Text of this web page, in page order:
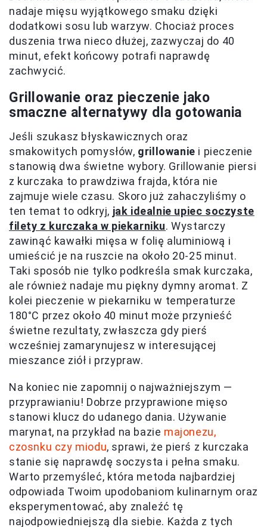
nadaje mięsu wyjątkowego smaku dzięki
dodatkowi sosu lub warzyw. Chociaż proces
duszenia trwa nieco dłużej, zazwyczaj do 40
minut, efekt końcowy potrafi naprawdę
zachwycić.
Grillowanie oraz pieczenie jako
smaczne alternatywy dla gotowania
Jeśli szukasz błyskawicznych oraz
smakowitych pomysłów, grillowanie i pieczenie
stanowią dwa świetne wybory. Grillowanie piersi
z kurczaka to prawdziwa frajda, która nie
zajmuje wiele czasu. Skoro już zahaczyliśmy o
ten temat to odkryj, jak idealnie upiec soczyste
filety z kurczaka w piekarniku. Wystarczy
zawinąć kawałki mięsa w folię aluminiową i
umieścić je na ruszcie na około 20-25 minut.
Taki sposób nie tylko podkreśla smak kurczaka,
ale również nadaje mu piękny dymny aromat. Z
kolei pieczenie w piekarniku w temperaturze
180°C przez około 40 minut może przynieść
świetne rezultaty, zwłaszcza gdy pierś
wcześniej zamarynujesz w interesującej
mieszance ziół i przypraw.
Na koniec nie zapomnij o najważniejszym —
przyprawianiu! Dobrze przyprawione mięso
stanowi klucz do udanego dania. Używanie
marynat, na przykład na bazie majonezu,
czosnku czy miodu, sprawi, że pierś z kurczaka
stanie się naprawdę soczysta i pełna smaku.
Warto przemyśleć, która metoda najbardziej
odpowiada Twoim upodobaniom kulinarnym oraz
eksperymentować, aby znaleźć tę
najodpowiedniejszą dla siebie. Każda z tych